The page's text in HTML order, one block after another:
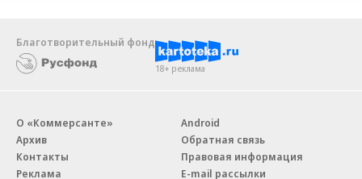
Благотворительный фонд
18+ реклама
О «Коммерсанте»
Архив
Контакты
Реклама
Android
Обратная связь
Правовая информация
E-mail рассылки